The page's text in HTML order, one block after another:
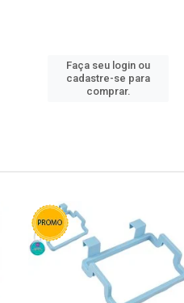
Faça seu login ou
cadastre-se para
comprar.